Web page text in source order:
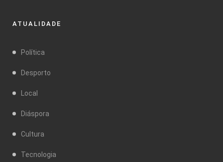
ATUALIDADE
Política
Desporto
Local
Diáspora
Cultura
Tecnologia